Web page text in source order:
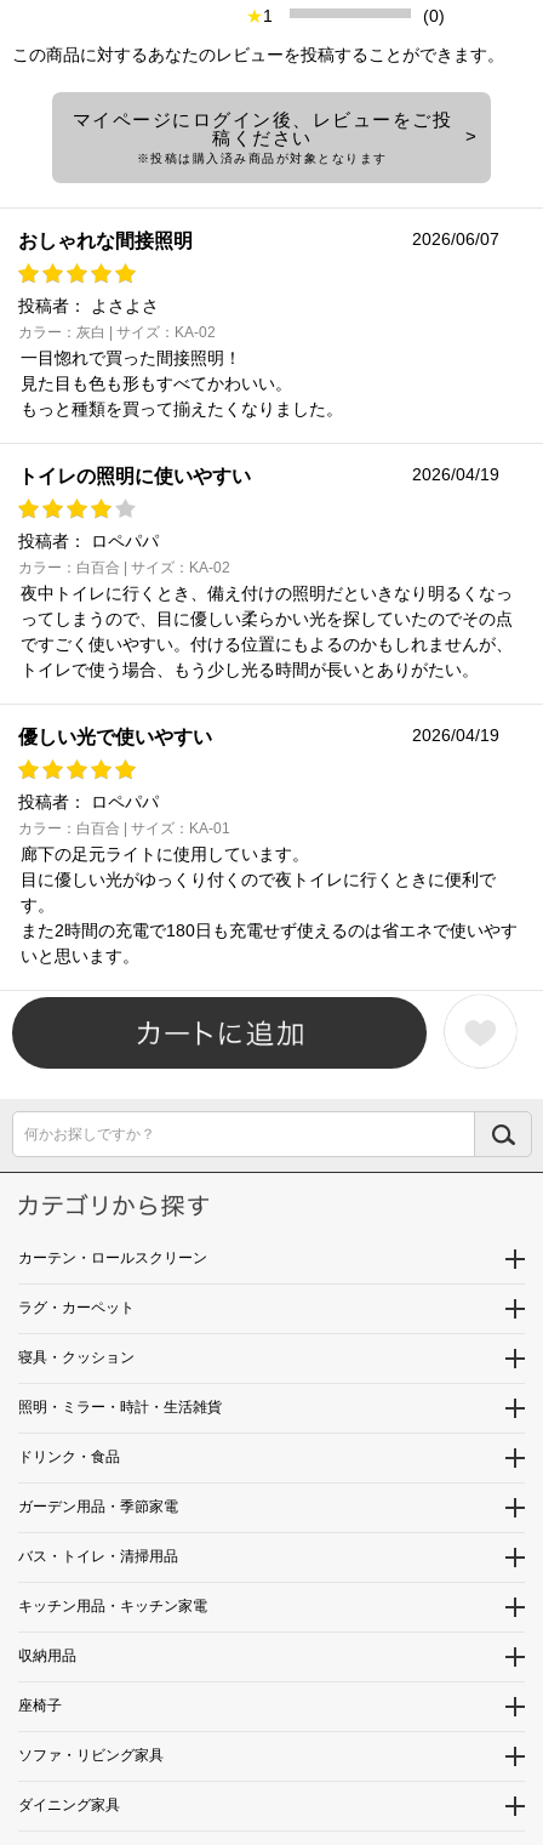
★1
(0)
この商品に対するあなたのレビューを投稿することができます。
マイページにログイン後、レビューをご投
稿ください
※投稿は購入済み商品が対象となります
おしゃれな間接照明 2026/06/07
投稿者： よさよさ
カラー：灰白 | サイズ：KA-02
一目惚れで買った間接照明！
見た目も色も形もすべてかわいい。
もっと種類を買って揃えたくなりました。
トイレの照明に使いやすい 2026/04/19
投稿者： ロペパパ
カラー：白百合 | サイズ：KA-02
夜中トイレに行くとき、備え付けの照明だといきなり明るくなっ
ってしまうので、目に優しい柔らかい光を探していたのでその点
ですごく使いやすい。付ける位置にもよるのかもしれませんが、
トイレで使う場合、もう少し光る時間が長いとありがたい。
優しい光で使いやすい 2026/04/19
投稿者： ロペパパ
カラー：白百合 | サイズ：KA-01
廊下の足元ライトに使用しています。
目に優しい光がゆっくり付くので夜トイレに行くときに便利で
す。
また2時間の充電で180日も充電せず使えるのは省エネで使いやす
いと思います。
何かお探しですか？
カーテン・ロールスクリーン
ラグ・カーペット
寝具・クッション
照明・ミラー・時計・生活雑貨
ドリンク・食品
ガーデン用品・季節家電
バス・トイレ・清掃用品
キッチン用品・キッチン家電
収納用品
座椅子
ソファ・リビング家具
ダイニング家具